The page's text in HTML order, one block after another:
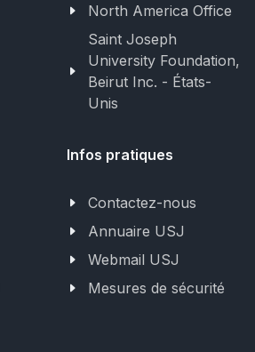
North America Office
Saint Joseph
University Foundation,
Beirut Inc. - États-
Unis
Infos pratiques
Contactez-nous
Annuaire USJ
Webmail USJ
Mesures de sécurité